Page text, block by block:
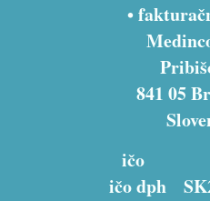
•
841 05
ičo
ičo dph